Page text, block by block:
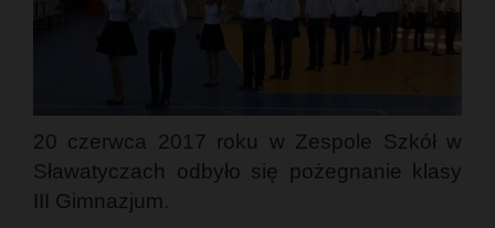
20 czerwca 2017 roku w Zespole Szkół w
Sławatyczach odbyło się pożegnanie klasy
III Gimnazjum.